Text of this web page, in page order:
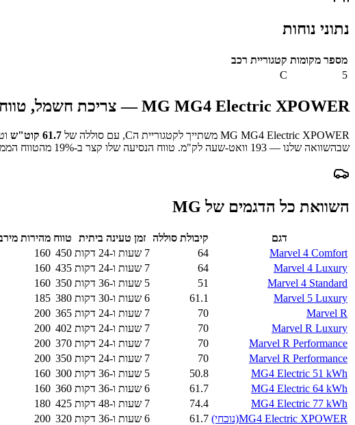
נתוני נוחות
מספר מקומות קטגוריית רכב
5
C
MG MG4 Electric XPOWER— צריכת חשמל, טווח
MG MG4 Electric XPOWER משתייך לקטגוריית הC, עם סוללה של 61.7 קוט"ש
שבהשוואה שלנו — 193 וואט-שעה לק"מ. טווח הנסיעה שלו קצר ב- 19% מהטווח הממוצע במדגם.
השוואת כל הדגמים של MG
דגם קיבולת סוללה זמן טעינה ביתית טווח מהירות
Marvel 4 Comfort
64 7 שעות ו-24 דקות 450
160
Marvel 4 Luxury
64 7 שעות ו-24 דקות 435
160
Marvel 4 Standard
51 5 שעות ו-36 דקות 350
160
Marvel 5 Luxury
61.1 6 שעות ו-30 דקות 380
185
Marvel R
70 7 שעות ו-24 דקות 365
200
Marvel R Luxury
70 7 שעות ו-24 דקות 402
200
Marvel R Performance
70 7 שעות ו-24 דקות 370
200
Marvel R Performance
70 7 שעות ו-24 דקות 350
200
MG4 Electric 51 kWh
50.8 5 שעות ו-36 דקות 300
160
MG4 Electric 64 kWh
61.7 6 שעות ו-36 דקות 360
160
MG4 Electric 77 kWh
74.4 7 שעות ו-48 דקות 425
180
MG4 Electric XPOWER(נוכחי) 61.7 6 שעות ו-36 דקות 320
200